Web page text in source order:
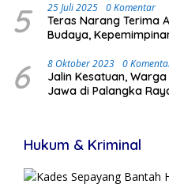
5 25 Juli 2025 0 Komentar
Teras Narang Terima
Budaya,
6 8 Oktober 2023 0
Jalin Kesatuan,
Jawa di Palangka
Hukum & Kriminal